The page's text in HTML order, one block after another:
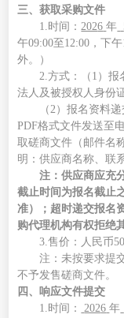
三、获取采购文件
1.时间 ：2026 年
午09:00至12:00，下
外。）
2.方式：（1）报
法人及被授权人身份
（2）报名资料
PDF格式文件发送至
取磋商文件（邮件名
明：供应商名称、联
注：供应商应充
截止时间为报名截止
准）
；超时递交报名
购代理机构有权拒绝
3.售价：人民币5
注：未按要求提
不予发售磋商文件。
四、响应文件提交
1.时间： 2026 年